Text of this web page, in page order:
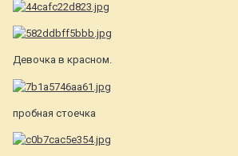
Девочка в красном.
пробная стоечка